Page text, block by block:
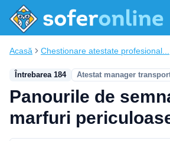
Acasă Chestionare atestate profesional...
Întrebarea 184 Atestat manager
Panourile de
marfuri